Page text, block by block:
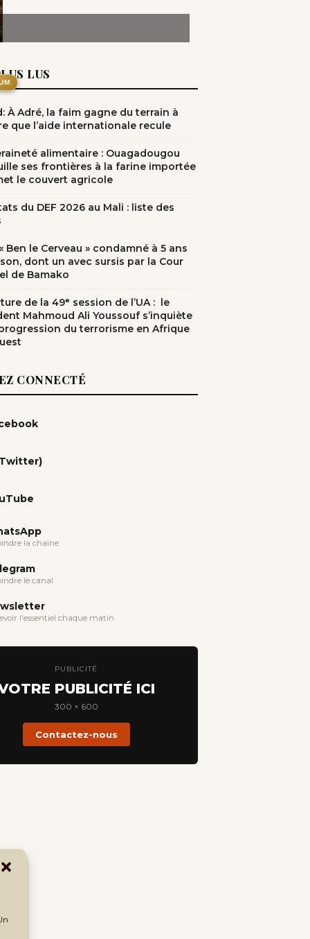
LUS
À Adré, la faim gagne du terrain à
que l’aide internationale recule
alimentaire : Ouagadougou
ses frontières à la farine importée
le couvert agricole
du DEF 2026 au Mali : liste des
Ben le Cerveau » condamné à 5 ans
dont un avec sursis par la Cour
de Bamako
de la 49ᵉ session de l’UA : le
Mahmoud Ali Youssouf s’inquiète
du terrorisme en Afrique
CONNECTÉ
la chaîne
le canal
l'essentiel chaque matin
PUBLICITÉ
PUBLICITÉ ICI
300 × 600
Contactez-nous